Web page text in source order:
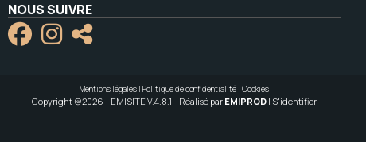
NOUS SUIVRE
Mentions légales | Politique de confidentialité | Cookies
Copyright @2026 - EMISITE V.4.8.1 - Réalisé par EMIPROD | S'identifier